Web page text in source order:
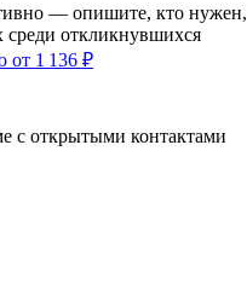
— опишите, кто нужен,
откликнувшихся
от 1 136 ₽
с открытыми контактами